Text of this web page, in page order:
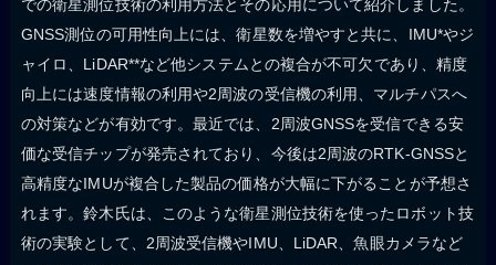
での衛星測位技術の利用方法とその応用について紹介しました。
GNSS測位の可用性向上には、衛星数を増やすと共に、IMU*やジ
ャイロ、LiDAR**など他システムとの複合が不可欠であり、精度
向上には速度情報の利用や2周波の受信機の利用、マルチパスへ
の対策などが有効です。最近では、2周波GNSSを受信できる安
価な受信チップが発売されており、今後は2周波のRTK-GNSSと
高精度なIMUが複合した製品の価格が大幅に下がることが予想さ
れます。鈴木氏は、このような衛星測位技術を使ったロボット技
術の実験として、2周波受信機やIMU、LiDAR、魚眼カメラなど